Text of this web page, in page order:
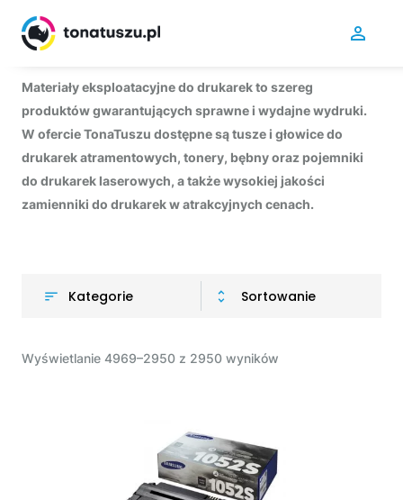
Materiały eksploatacyjne do drukarek to szereg
produktów gwarantujących sprawne i wydajne wydruki.
W ofercie TonaTuszu dostępne są tusze i głowice do
drukarek atramentowych, tonery, bębny oraz pojemniki
do drukarek laserowych, a także wysokiej jakości
zamienniki do drukarek w atrakcyjnych cenach.
Kategorie Sortowanie
Wyświetlanie 4969–2950 z 2950 wyników